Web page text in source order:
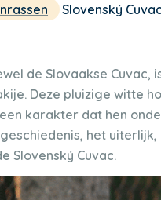
Slovenský Cuvac
de Slovaakse
Deze pluizige witte
karakter dat hen
het
Slovenský Cuvac.